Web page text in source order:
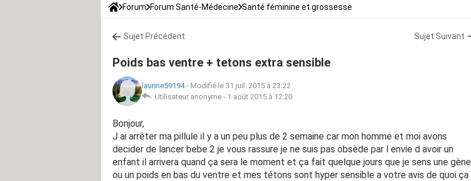
Forum Forum Santé-Médecine Santé féminine et grossesse
Sujet Précédent Sujet Suivant
Poids bas ventre + tetons extra sensible
laurine59194- Modifié le 31 juil. 2015 à 23:22
Utilisateur anonyme - 1 août 2015 à 12:20
Bonjour,
J ai arrêter ma pillule il y a un peu plus de 2 semaine car mon homme et moi avons
decider de lancer bebe 2 je vous rassure je ne suis pas obsède par l envie d avoir un
enfant il arrivera quand ça sera le moment et ça fait quelque jours que je sens une gène
ou un poids en bas du ventre et mes tétons sont hyper sensible a votre avis de quoi ça